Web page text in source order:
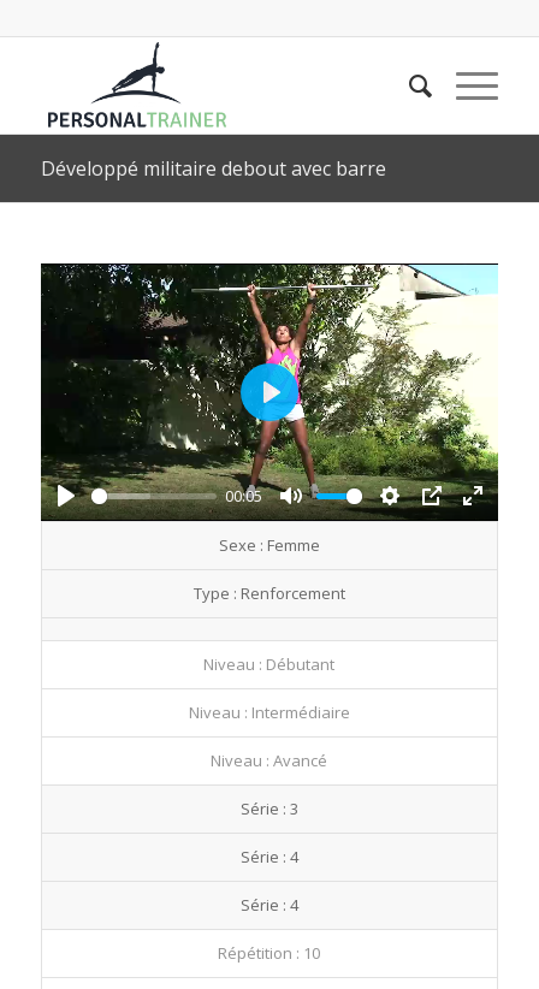
Développé militaire debout avec barre
Play
00:05
Mute
Settings
PIP
Enter
Play
Sexe : Femme
Type : Renforcement
Niveau : Débutant
Niveau : Intermédiaire
Niveau : Avancé
Série : 3
Série : 4
Série : 4
Répétition : 10